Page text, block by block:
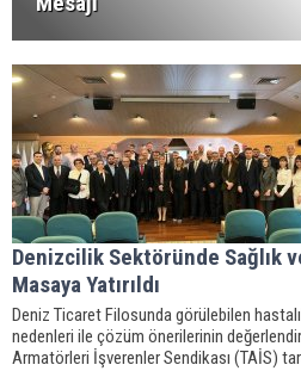
Denizcilik Sektöründe Sağlık
Masaya Yatırıldı
Deniz Ticaret Filosunda görülebilen
nedenleri ile çözüm önerilerinin
Armatörleri İşverenler Sendikası (TAİS)